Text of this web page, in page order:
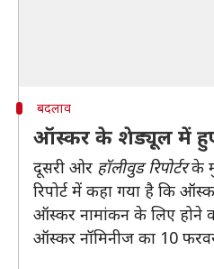
बदलाव
ऑस्कर के शेड्यूल में
दूसरी ओर हॉलीवुड रिपोर्टरके
रिपोर्ट में कहा गया है कि
ऑस्कर नामांकन के लिए होने
ऑस्कर नॉमिनीज का 10